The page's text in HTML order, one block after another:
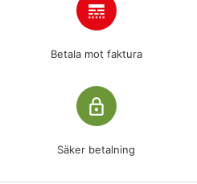
line_style
Betala mot faktura
lock_outline
Säker betalning